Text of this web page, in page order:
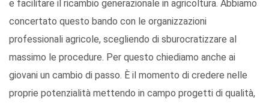
e facilitare il ricambio generazionale in agricoltura. Abbiamo
concertato questo bando con le organizzazioni
professionali agricole, scegliendo di sburocratizzare al
massimo le procedure. Per questo chiediamo anche ai
giovani un cambio di passo. È il momento di credere nelle
proprie potenzialità mettendo in campo progetti di qualità,